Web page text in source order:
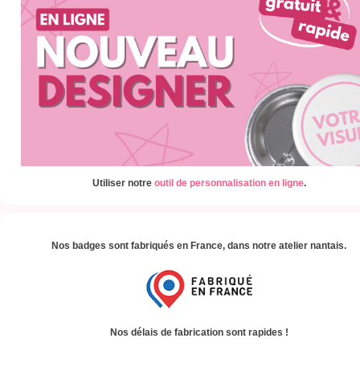
Utiliser notre outil de personnalisation en ligne.
Nos badges sont fabriqués en France, dans notre atelier nantais.
Nos délais de fabrication sont rapides !